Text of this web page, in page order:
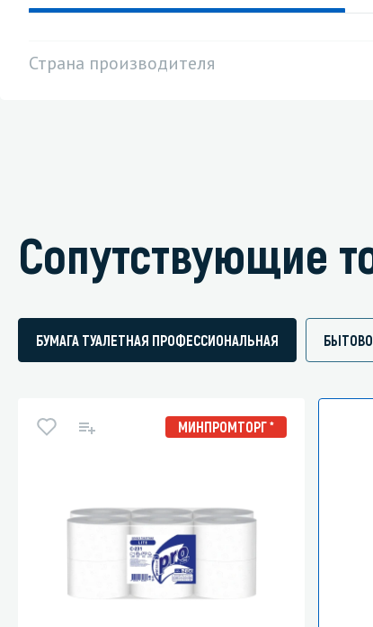
Страна производителя
Сопутствующие
БУМАГА ТУАЛЕТНАЯ ПРОФЕССИОНАЛЬНАЯ
МИНПРОМТОРГ *